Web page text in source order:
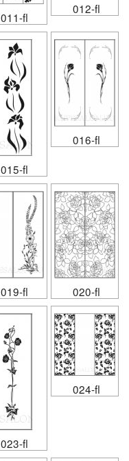
011-fl
012-fl
015-fl
016-fl
019-fl 020-fl
023-fl
024-fl